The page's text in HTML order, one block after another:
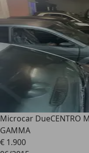
Microcar DueCENTRO
GAMMA
€ 1.900